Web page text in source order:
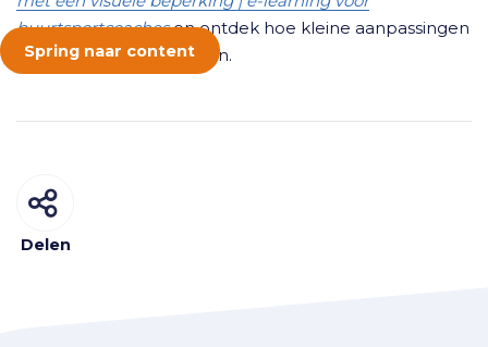
Spring naar content
buurtsportcoachesen ontdek hoe kleine aanpassingen
een groot verschil maken.
Delen